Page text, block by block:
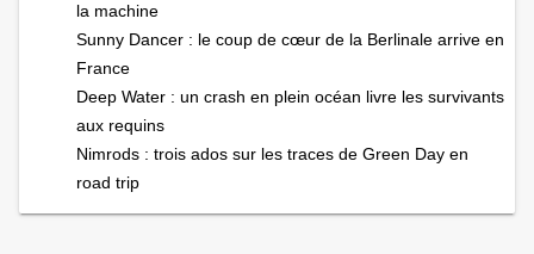
la machine
Sunny Dancer : le coup de cœur de la Berlinale arrive en
France
Deep Water : un crash en plein océan livre les survivants
aux requins
Nimrods : trois ados sur les traces de Green Day en
road trip